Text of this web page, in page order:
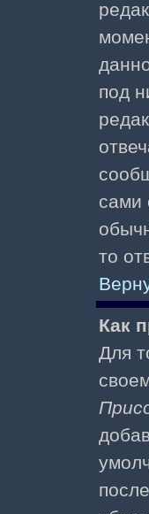
под
сами
то
Как
Для